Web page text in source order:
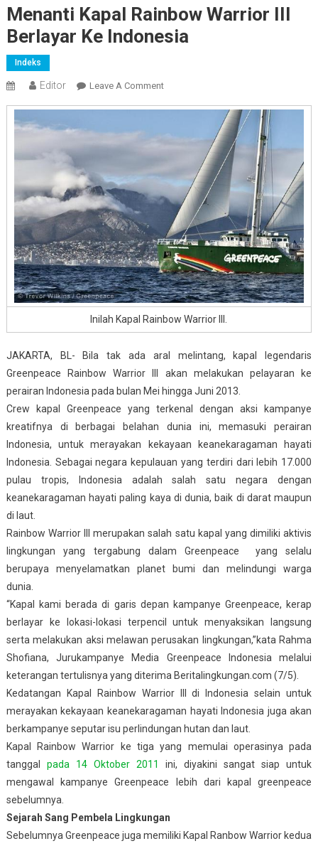
Menanti Kapal Rainbow Warrior III
Berlayar Ke Indonesia
Indeks
Editor Leave A CommentOn
Berlayar
Ke
Indonesia
Inilah Kapal Rainbow Warrior III.
JAKARTA, BL- Bila tak ada aral melintang, kapal legendaris
Greenpeace Rainbow Warrior III akan melakukan pelayaran ke
perairan Indonesia pada bulan Mei hingga Juni 2013.
Crew kapal Greenpeace yang terkenal dengan aksi kampanye
kreatifnya di berbagai belahan dunia ini, memasuki perairan
Indonesia, untuk merayakan kekayaan keanekaragaman hayati
Indonesia. Sebagai negara kepulauan yang terdiri dari lebih 17.000
pulau tropis, Indonesia adalah salah satu negara dengan
keanekaragaman hayati paling kaya di dunia, baik di darat maupun
di laut.
Rainbow Warrior III merupakan salah satu kapal yang dimiliki aktivis
lingkungan yang tergabung dalam Greenpeace yang selalu
berupaya menyelamatkan planet bumi dan melindungi warga
dunia.
“Kapal kami berada di garis depan kampanye Greenpeace, kerap
berlayar ke lokasi-lokasi terpencil untuk menyaksikan langsung
serta melakukan aksi melawan perusakan lingkungan,”kata Rahma
Shofiana, Jurukampanye Media Greenpeace Indonesia melalui
keterangan tertulisnya yang diterima Beritalingkungan.com (7/5).
Kedatangan Kapal Rainbow Warrior III di Indonesia selain untuk
merayakan kekayaan keanekaragaman hayati Indonesia juga akan
berkampanye seputar isu perlindungan hutan dan laut.
Kapal Rainbow Warrior ke tiga yang memulai operasinya pada
tanggal pada 14 Oktober 2011
ini, diyakini sangat siap untuk
mengawal kampanye Greenpeace lebih dari kapal greenpeace
sebelumnya.
Sejarah Sang Pembela Lingkungan
Sebelumnya Greenpeace juga memiliki Kapal Ranbow Warrior kedua